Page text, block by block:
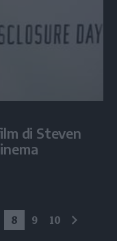
di Steven
8 9 10